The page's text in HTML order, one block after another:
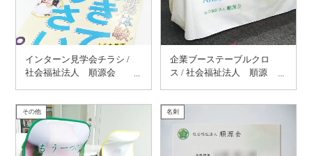
インターン見学会チラシ /
社会福祉法人 順源会
企業ブーステーブルクロ
ス / 社会福祉法人 順源
その他 名刺